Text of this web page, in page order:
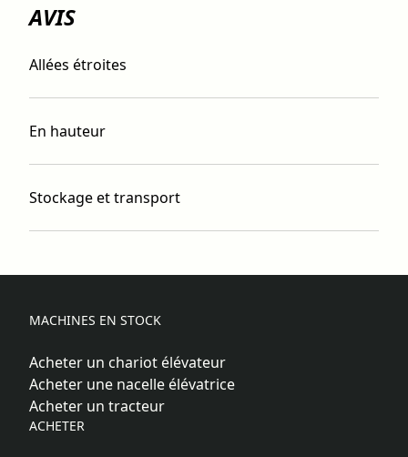
AVIS
Allées étroites
En hauteur
Stockage et transport
MACHINES EN STOCK
Acheter un chariot élévateur
Acheter une nacelle élévatrice
Acheter un tracteur
ACHETER